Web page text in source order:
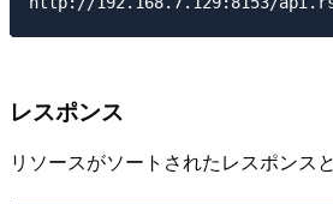
レスポンス
リソースがソートされたレスポンス